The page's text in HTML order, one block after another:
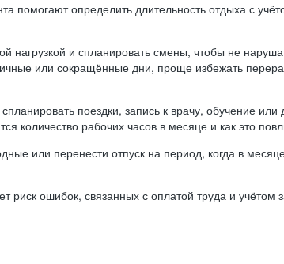
помогают определить длительность отдыха с
нагрузкой и спланировать смены, чтобы не
или сокращённые дни, проще избежать
поездки, запись к врачу, обучение
количество рабочих часов в месяце и как это
или перенести отпуск на период, когда в
ошибок, связанных с оплатой труда и учётом